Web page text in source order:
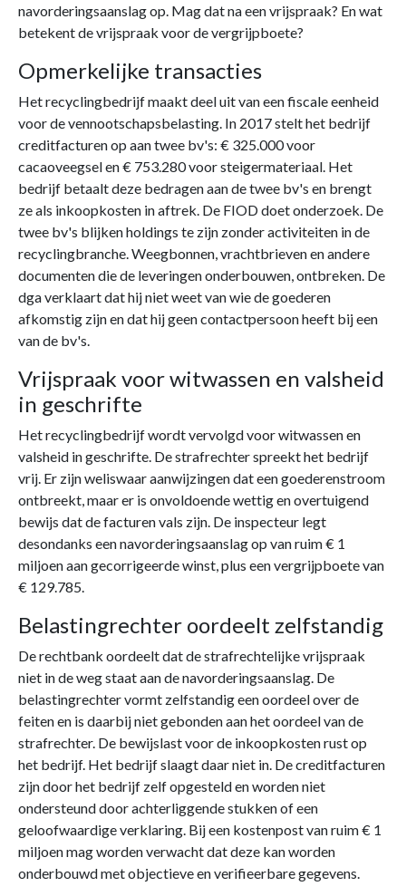
navorderingsaanslag op. Mag dat na een vrijspraak? En wat
betekent de vrijspraak voor de vergrijpboete?
Opmerkelijke transacties
Het recyclingbedrijf maakt deel uit van een fiscale eenheid
voor de vennootschapsbelasting. In 2017 stelt het bedrijf
creditfacturen op aan twee bv's: € 325.000 voor
cacaoveegsel en € 753.280 voor steigermateriaal. Het
bedrijf betaalt deze bedragen aan de twee bv's en brengt
ze als inkoopkosten in aftrek. De FIOD doet onderzoek. De
twee bv's blijken holdings te zijn zonder activiteiten in de
recyclingbranche. Weegbonnen, vrachtbrieven en andere
documenten die de leveringen onderbouwen, ontbreken. De
dga verklaart dat hij niet weet van wie de goederen
afkomstig zijn en dat hij geen contactpersoon heeft bij een
van de bv's.
Vrijspraak voor witwassen en valsheid
in geschrifte
Het recyclingbedrijf wordt vervolgd voor witwassen en
valsheid in geschrifte. De strafrechter spreekt het bedrijf
vrij. Er zijn weliswaar aanwijzingen dat een goederenstroom
ontbreekt, maar er is onvoldoende wettig en overtuigend
bewijs dat de facturen vals zijn. De inspecteur legt
desondanks een navorderingsaanslag op van ruim € 1
miljoen aan gecorrigeerde winst, plus een vergrijpboete van
€ 129.785.
Belastingrechter oordeelt zelfstandig
De rechtbank oordeelt dat de strafrechtelijke vrijspraak
niet in de weg staat aan de navorderingsaanslag. De
belastingrechter vormt zelfstandig een oordeel over de
feiten en is daarbij niet gebonden aan het oordeel van de
strafrechter. De bewijslast voor de inkoopkosten rust op
het bedrijf. Het bedrijf slaagt daar niet in. De creditfacturen
zijn door het bedrijf zelf opgesteld en worden niet
ondersteund door achterliggende stukken of een
geloofwaardige verklaring. Bij een kostenpost van ruim € 1
miljoen mag worden verwacht dat deze kan worden
onderbouwd met objectieve en verifieerbare gegevens.